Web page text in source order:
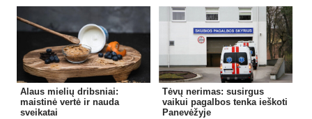
Alaus mielių dribsniai:
maistinė vertė ir nauda
sveikatai
Tėvų nerimas: susirgus
vaikui pagalbos tenka ieškoti
Panevėžyje